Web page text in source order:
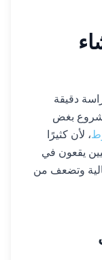
دقيقة
بغض
، لأن كثيرًا
يقعون في
وتضعف من